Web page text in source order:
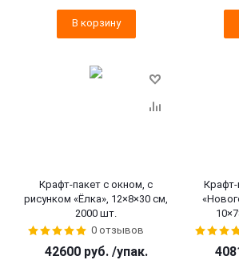
В корзину
Крафт-пакет с окном, с
рисунком «Ёлка», 12×8×30 см,
2000 шт.
0 отзывов
42600 руб. /упак.
Крафт-